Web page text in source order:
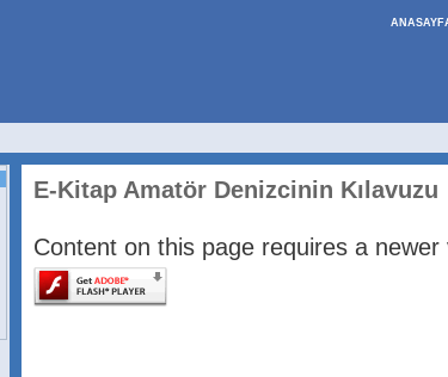
E-Kitap Amatör Denizcinin Kılavuzu
Content on this page requires a